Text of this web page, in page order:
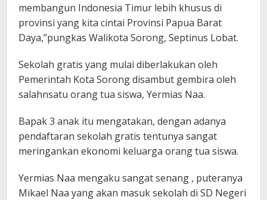
membangun Indonesia Timur lebih khusus di
provinsi yang kita cintai Provinsi Papua Barat
Daya,”pungkas Walikota Sorong, Septinus Lobat.
Sekolah gratis yang mulai diberlakukan oleh
Pemerintah Kota Sorong disambut gembira oleh
salahnsatu orang tua siswa, Yermias Naa.
Bapak 3 anak itu mengatakan, dengan adanya
pendaftaran sekolah gratis tentunya sangat
meringankan ekonomi keluarga orang tua siswa.
Yermias Naa mengaku sangat senang , puteranya
Mikael Naa yang akan masuk sekolah di SD Negeri